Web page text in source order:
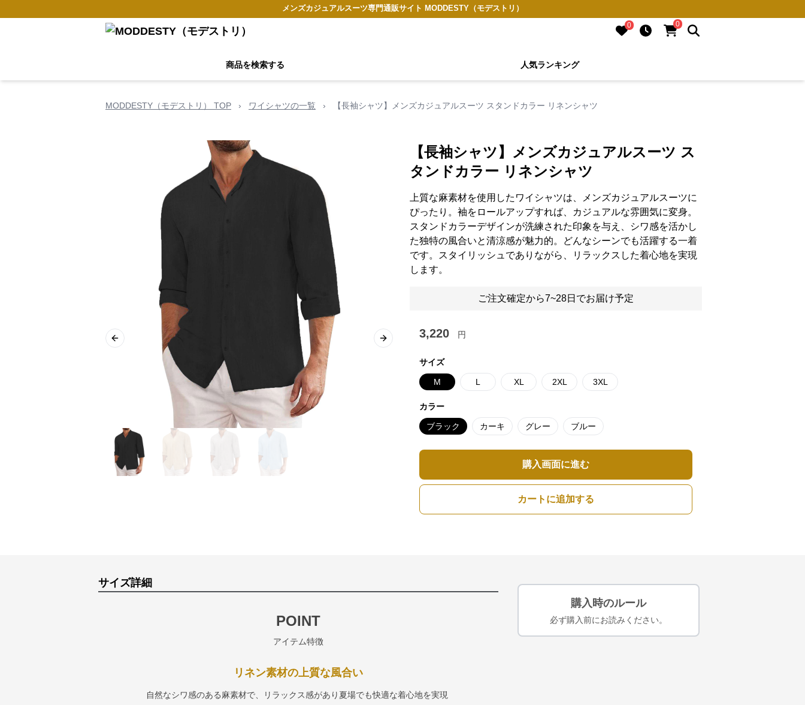
メンズカジュアルスーツ専門通販サイト MODDESTY（モデストリ）
0 0
商品を検索する 人気ランキング
MODDESTY（モデストリ） TOP › ワイシャツの一覧 › 【長袖シャツ】メンズカジュアルスーツ スタンドカラー リネンシャツ
Previous slide Next slide
【長袖シャツ】メンズカジュアルスーツ ス
タンドカラー リネンシャツ
上質な麻素材を使用したワイシャツは、メンズカジュアルスーツに
ぴったり。袖をロールアップすれば、カジュアルな雰囲気に変身。
スタンドカラーデザインが洗練された印象を与え、シワ感を活かし
た独特の風合いと清涼感が魅力的。どんなシーンでも活躍する一着
です。スタイリッシュでありながら、リラックスした着心地を実現
します。
ご注文確定から7~28日でお届け予定
3,220 円
サイズ
M L XL 2XL 3XL
カラー
ブラック カーキ グレー ブルー
購入画面に進む
カートに追加する
サイズ詳細
POINT
アイテム特徴
リネン素材の上質な風合い
自然なシワ感のある麻素材で、リラックス感があり夏場でも快適な着心地を実現
購入時のルール
必ず購入前にお読みください。